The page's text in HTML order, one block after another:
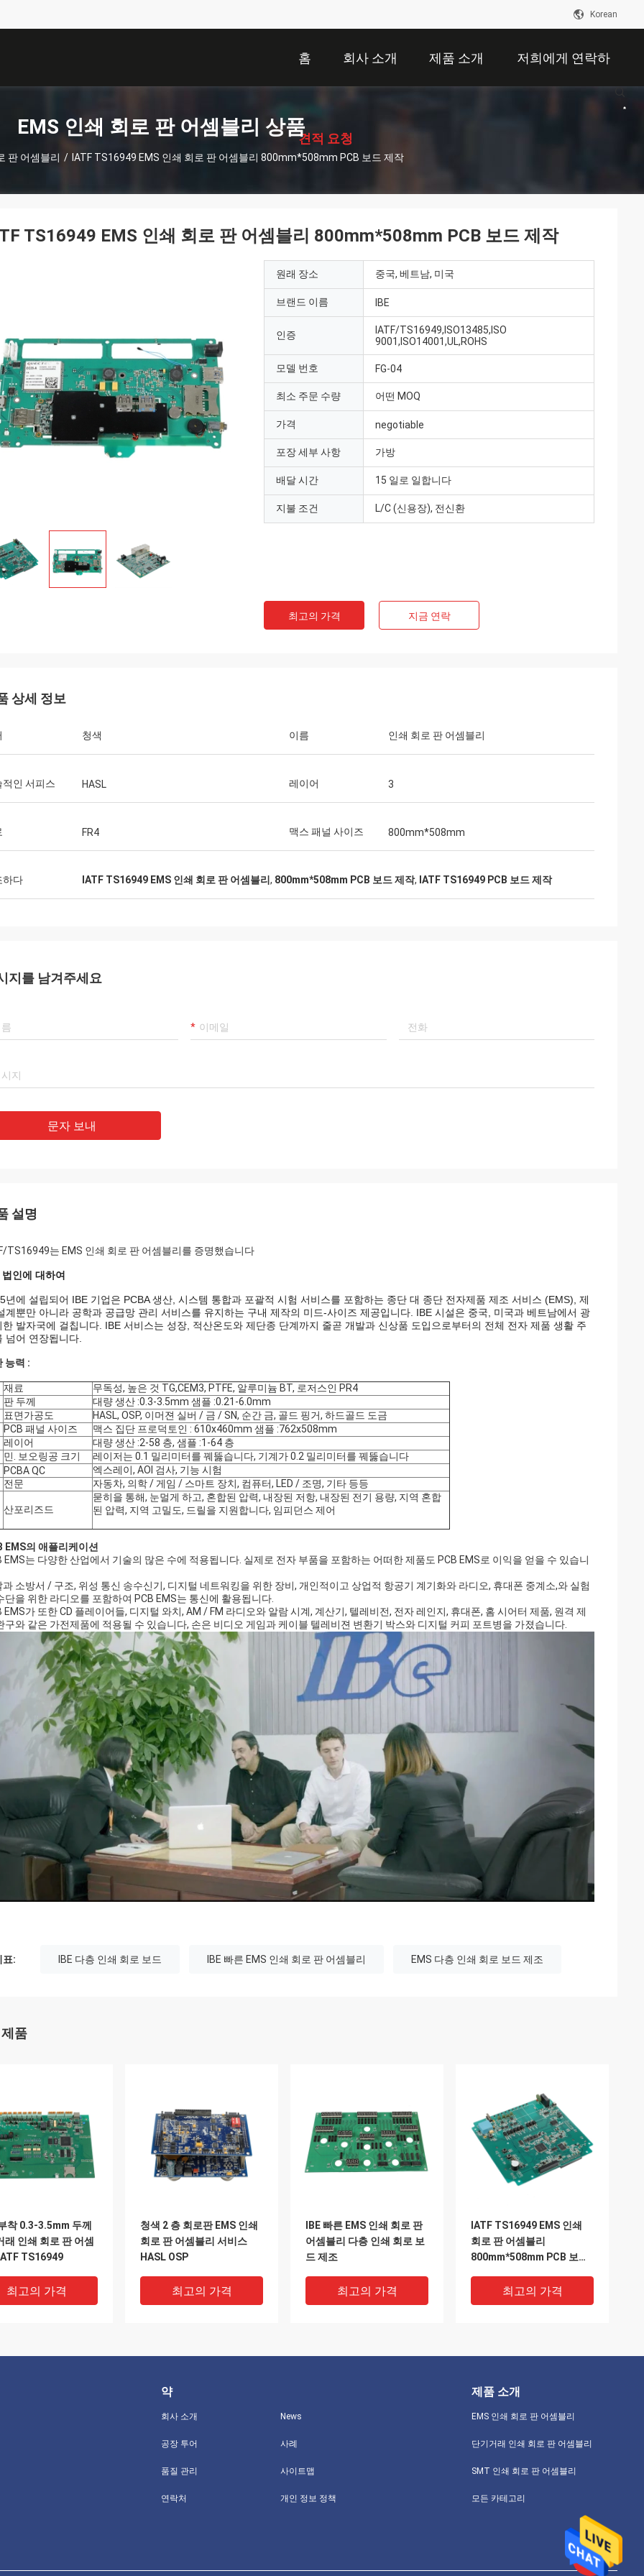
Korean
홈 회사 소개 제품 소개 저희에게 연락하
述
견적 요청
EMS 인쇄 회로 판 어셈블리 상품
판 어셈블리 / IATF TS16949 EMS 인쇄 회로 판 어셈블리 800mm*508mm PCB 보드 제작
TS16949 EMS 인쇄 회로 판 어셈블리 800mm*508mm PCB 보드 제작
원래 장소 중국, 베트남, 미국
브랜드 이름 IBE
인증
IATF/TS16949,ISO13485,ISO
9001,ISO14001,UL,ROHS
모델 번호 FG-04
최소 주문 수량 어떤 MOQ
가격 negotiable
포장 세부 사항 가방
배달 시간 15 일로 일합니다
지불 조건 L/C (신용장), 전신환
최고의 가격 지금 연락
상세 정보
청색 이름 인쇄 회로 판 어셈블리
적인 서피스 HASL 레이어 3
FR4 맥스 패널 사이즈 800mm*508mm
하다 IATF TS16949 EMS 인쇄 회로 판 어셈블리 , 800mm*508mm PCB 보드 제작, IATF TS16949 PCB 보드 제작
지를 남겨주세요
문자 보내
설명
TS16949는 EMS 인쇄 회로 판 어셈블리를 증명했습니다
인에 대하여
년에 설립되어 IBE 기업은 PCBA 생산, 시스템 통합과 포괄적 시험 서비스를 포함하는 종단 대 종단 전자제품 제조 서비스 (EMS), 제
계뿐만 아니라 공학과 공급망 관리 서비스를 유지하는 구내 제작의 미드-사이즈 제공입니다. IBE 시설은 중국, 미국과 베트남에서 광
한 발자국에 걸칩니다. IBE 서비스는 성장, 적산온도와 제단종 단계까지 줄곧 개발과 신상품 도입으로부터의 전체 전자 제품 생활 주
넘어 연장됩니다.
능력 :
재료
무독성, 높은 것 TG,CEM3, PTFE, 알루미늄 BT, 로저스인 PR4
판 두께
대량 생산 :0.3-3.5mm 샘플 :0.21-6.0mm
표면가공도
HASL, OSP, 이머젼 실버 / 금 / SN, 순간 금, 골드 핑거, 하드골드 도금
PCB 패널 사이즈
맥스 집단 프로덕토인 : 610x460mm 샘플 :762x508mm
레이어
대량 생산 :2-58 층, 샘플 :1-64 층
민. 보오링공 크기
레이저는 0.1 밀리미터를 꿰뚫습니다, 기계가 0.2 밀리미터를 꿰뚫습니다
PCBA QC
엑스레이, AOI 검사, 기능 시험
전문
자동차, 의학 / 게임 / 스마트 장치, 컴퓨터, LED / 조명, 기타 등등
산포리즈드
묻히을 통해, 눈멀게 하고, 혼합된 압력, 내장된 저항, 내장된 전기 용량, 지역 혼합
된 압력, 지역 고밀도, 드릴을 지원합니다, 임피던스 제어
EMS의 애플리케이션
EMS는 다양한 산업에서 기술의 많은 수에 적용됩니다. 실제로 전자 부품을 포함하는 어떠한 제품도 PCB EMS로 이익을 얻을 수 있습니
과 소방서 / 구조, 위성 통신 송수신기, 디지털 네트워킹을 위한 장비, 개인적이고 상업적 항공기 계기화와 라디오, 휴대폰 중계소,와 실험
단을 위한 라디오를 포함하여 PCB EMS는 통신에 활용됩니다.
EMS가 또한 CD 플레이어들, 디지털 와치, AM / FM 라디오와 알람 시계, 계산기, 텔레비전, 전자 레인지, 휴대폰, 홈 시어터 제품, 원격 제
구와 같은 가전제품에 적용될 수 있습니다, 손은 비디오 게임과 케이블 텔레비젼 변환기 박스와 디지털 커피 포트병을 가졌습니다.
표: IBE 다층 인쇄 회로 보드 IBE 빠른 EMS 인쇄 회로 판 어셈블리 EMS 다층 인쇄 회로 보드 제조
품
착 0.3-3.5mm 두께
래 인쇄 회로 판 어셈
TS16949
최고의 가격
청색 2 층 회로판 EMS 인쇄
회로 판 어셈블리 서비스
HASL OSP
최고의 가격
IBE 빠른 EMS 인쇄 회로 판
어셈블리 다층 인쇄 회로 보
드 제조
최고의 가격
IATF TS16949 EMS 인쇄
회로 판 어셈블리
800mm*508mm PCB 보드
최고의 가격
일괄 수주 발주 방식 8 층
한개 정지 맞춘 94v-0 PCB
녹색 솔더 마스크와 네트워
약
회사 소개
공장 투어
품질 관리
연락처
News
사례
사이트맵
개인 정보 정책
제품 소개
EMS 인쇄 회로 판 어셈블리
단기거래 인쇄 회로 판 어셈블리
SMT 인쇄 회로 판 어셈블리
모든 카테고리